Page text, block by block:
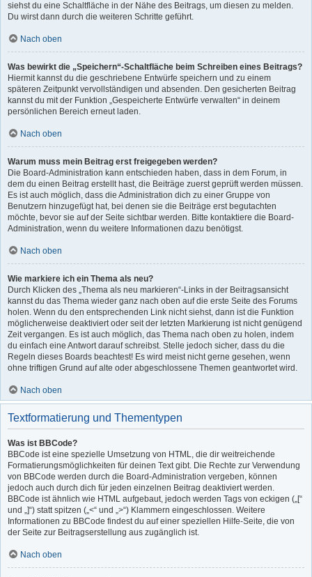
siehst du eine Schaltfläche in der Nähe des Beitrags, um diesen zu melden.
Du wirst dann durch die weiteren Schritte geführt.
Nach oben
Was bewirkt die „Speichern“-Schaltfläche beim Schreiben eines Beitrags?
Hiermit kannst du die geschriebene Entwürfe speichern und zu einem
späteren Zeitpunkt vervollständigen und absenden. Den gesicherten Beitrag
kannst du mit der Funktion „Gespeicherte Entwürfe verwalten“ in deinem
persönlichen Bereich erneut laden.
Nach oben
Warum muss mein Beitrag erst freigegeben werden?
Die Board-Administration kann entschieden haben, dass in dem Forum, in
dem du einen Beitrag erstellt hast, die Beiträge zuerst geprüft werden müssen.
Es ist auch möglich, dass die Administration dich zu einer Gruppe von
Benutzern hinzugefügt hat, bei denen sie die Beiträge erst begutachten
möchte, bevor sie auf der Seite sichtbar werden. Bitte kontaktiere die Board-
Administration, wenn du weitere Informationen dazu benötigst.
Nach oben
Wie markiere ich ein Thema als neu?
Durch Klicken des „Thema als neu markieren“-Links in der Beitragsansicht
kannst du das Thema wieder ganz nach oben auf die erste Seite des Forums
holen. Wenn du den entsprechenden Link nicht siehst, dann ist die Funktion
möglicherweise deaktiviert oder seit der letzten Markierung ist nicht genügend
Zeit vergangen. Es ist auch möglich, das Thema nach oben zu holen, indem
du einfach eine Antwort darauf schreibst. Stelle jedoch sicher, dass du die
Regeln dieses Boards beachtest! Es wird meist nicht gerne gesehen, wenn
ohne triftigen Grund auf alte oder abgeschlossene Themen geantwortet wird.
Nach oben
Textformatierung und Thementypen
Was ist BBCode?
BBCode ist eine spezielle Umsetzung von HTML, die dir weitreichende
Formatierungsmöglichkeiten für deinen Text gibt. Die Rechte zur Verwendung
von BBCode werden durch die Board-Administration vergeben, können
jedoch auch durch dich für jeden einzelnen Beitrag deaktiviert werden.
BBCode ist ähnlich wie HTML aufgebaut, jedoch werden Tags von eckigen („[“
und „]“) statt spitzen („<“ und „>“) Klammern eingeschlossen. Weitere
Informationen zu BBCode findest du auf einer speziellen Hilfe-Seite, die von
der Seite zur Beitragserstellung aus zugänglich ist.
Nach oben